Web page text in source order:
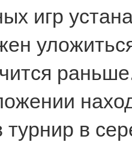
игр
турнир в